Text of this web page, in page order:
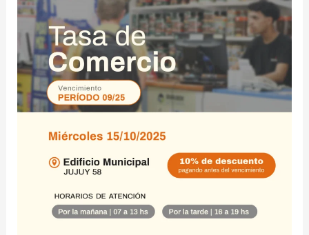
octubre,
nuevo
vencimiento
Tasa
de
Comercio